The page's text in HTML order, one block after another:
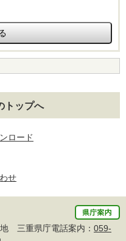
トップへ
ロード
せ
三重県庁電話案内： 059-